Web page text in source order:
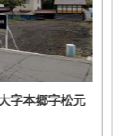
字本郷字松元